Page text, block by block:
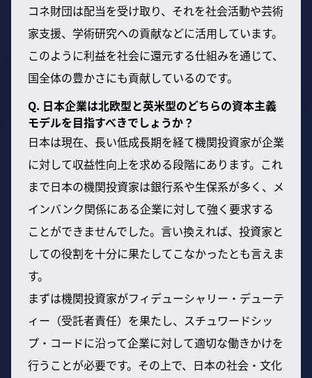
コネ財団は配当を受け取り、それを社会活動や芸術
家支援、学術研究への貢献などに活用しています。
このように利益を社会に還元する仕組みを通じて、
国全体の豊かさにも貢献しているのです。
Q. 日本企業は北欧型と英米型のどちらの資本主義
モデルを目指すべきでしょうか？
日本は現在、長い低成長期を経て機関投資家が企業
に対して収益性向上を求める段階にあります。これ
まで日本の機関投資家は銀行系や生保系が多く、メ
インバンク関係にある企業に対して強く要求する
ことができませんでした。言い換えれば、投資家と
しての役割を十分に果たしてこなかったとも言えま
す。
まずは機関投資家がフィデューシャリー・デューテ
ィー（受託者責任）を果たし、スチュワードシッ
プ・コードに沿って企業に対して適切な働きかけを
行うことが必要です。その上で、日本の社会・文化